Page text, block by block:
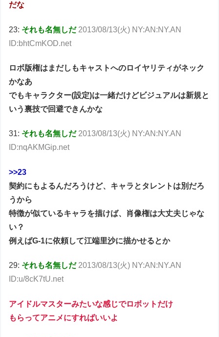
だな
23: それも名無しだ 2013/08/13(火) NY:AN:NY.AN
ID:bhtCmKOD.net
ロボ版権はまだしもキャストへのロイヤリティがネック
かなあ
でもキャラクター(設定)は一緒だけどビジュアルは新規と
いう裏技で回避できんかな
31: それも名無しだ 2013/08/13(火) NY:AN:NY.AN
ID:nqAKMGip.net
>>23
契約にもよるんだろうけど、キャラとタレントは別だろ
うから
特徴が似ているキャラを描けば、肖像権は大丈夫じゃな
い？
例えばG-1に依頼して江端里沙に描かせるとか
29: それも名無しだ 2013/08/13(火) NY:AN:NY.AN
ID:u/8cK7tU.net
アイドルマスターみたいな感じでロボットだけ
もらってアニメにすればいいよ